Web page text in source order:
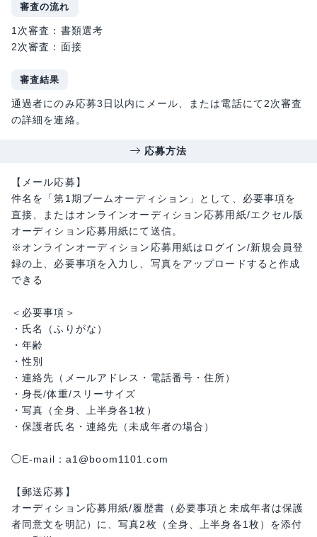
審査の流れ
1次審査：書類選考
2次審査：面接
審査結果
通過者にのみ応募3日以内にメール、または電話にて2次審査
の詳細を連絡。
応募方法
【メール応募】
件名を「第1期ブームオーディション」として、必要事項を
直接、またはオンラインオーディション応募用紙/エクセル版
オーディション応募用紙にて送信。
※オンラインオーディション応募用紙はログイン/新規会員登
録の上、必要事項を入力し、写真をアップロードすると作成
できる
＜必要事項＞
・氏名（ふりがな）
・年齢
・性別
・連絡先（メールアドレス・電話番号・住所）
・身長/体重/スリーサイズ
・写真（全身、上半身各1枚）
・保護者氏名・連絡先（未成年者の場合）
◯E-mail：a1@boom1101.com
【郵送応募】
オーディション応募用紙/履歴書（必要事項と未成年者は保護
者同意文を明記）に、写真2枚（全身、上半身各1枚）を添付